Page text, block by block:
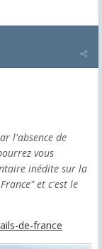
l'absence de
vous
inédite sur la
et c'est le
de-france